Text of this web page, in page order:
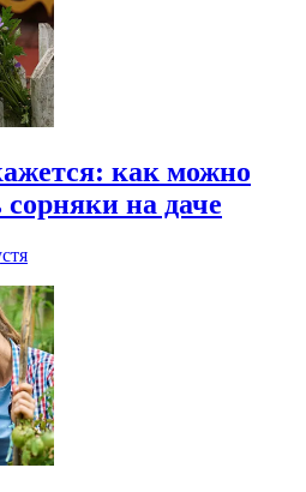
как можно
сорняки на даче